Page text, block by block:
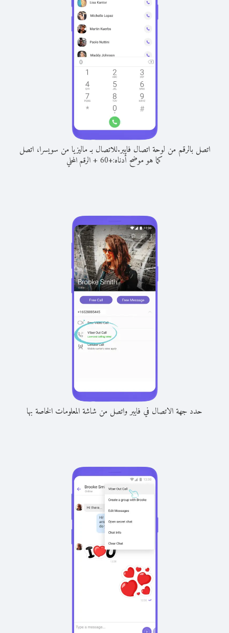
اتصل بالرقم من لوحة اتصال فايبر.للاتصال بـ ماليزيا من سويسرا، اتصل
كما هو موضح أدناه:+
60
+الرقم المحلي
حدد جهة الاتصال في فايبر واتصل من شاشة المعلومات الخاصة بها